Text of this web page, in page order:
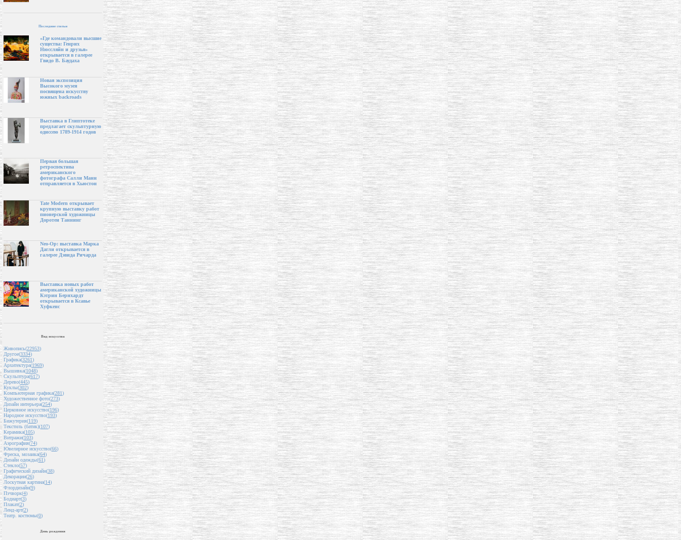
Последние статьи
«Где командовали высшие
существа: Генрих
Нюссляйн и друзья»
открывается в галерее
Гвидо В. Баудаха
Новая экспозиция
Высокого музея
посвящена искусству
южных backroads
Выставка в Глиптотеке
предлагает скульптурную
одиссею 1789-1914 годов
Первая большая
ретроспектива
американского
фотографа Салли Манн
отправляется в Хьюстон
Tate Modern открывает
крупную выставку работ
пионерской художницы
Доротеи Таннинг
Neo-Op: выставка Марка
Дагли открывается в
галерее Дэвида Ричарда
Выставка новых работ
американской художницы
Кэтрин Бернхардт
открывается в Ксавье
Хуфкенс
Вид искусства
Живопись(22953)
Другое(3334)
Графика(3261)
Архитектура(1969)
Вышивка(1048)
Скульптура(617)
Дерево(445)
Куклы(302)
Компьютерная графика(281)
Художественное фото(273)
Дизайн интерьера(254)
Церковное искусство(196)
Народное искусство(193)
Бижутерия(119)
Текстиль (батик)(107)
Керамика(105)
Витражи(103)
Аэрография(74)
Ювелирное искусство(66)
Фреска, мозаика(64)
Дизайн одежды(61)
Стекло(57)
Графический дизайн(38)
Декорации(26)
Лоскутная картина(14)
Флордизайн(9)
Пэчворк(4)
Бодиарт(3)
Плакат(2)
Ленд-арт(2)
Театр. костюмы(0)
День рождения